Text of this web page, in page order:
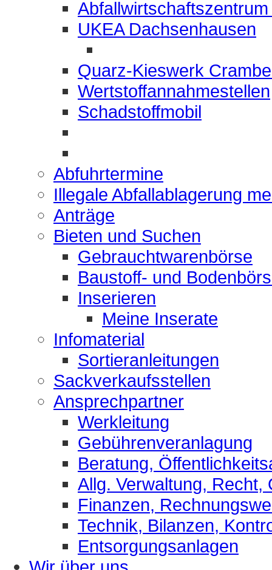
UKEA Dachsenhausen
Quarz-Kieswerk
Wertstoffannahmestellen
Schadstoffmobil
Abfuhrtermine
Illegale Abfallablagerung
Anträge
Bieten und Suchen
Gebrauchtwarenbörse
Baustoff- und
Inserieren
Meine Inserate
Infomaterial
Sortieranleitungen
Sackverkaufsstellen
Ansprechpartner
Werkleitung
Gebührenveranlagung
Beratung,
Allg. Verwaltung, Recht,
Finanzen,
Technik, Bilanzen,
Entsorgungsanlagen